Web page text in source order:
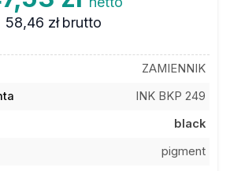
58,46 zł brutto
ZAMIENNIK
INK BKP 249
black
pigment